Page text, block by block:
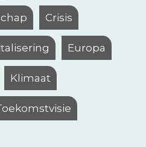
Crisis
Europa
Klimaat